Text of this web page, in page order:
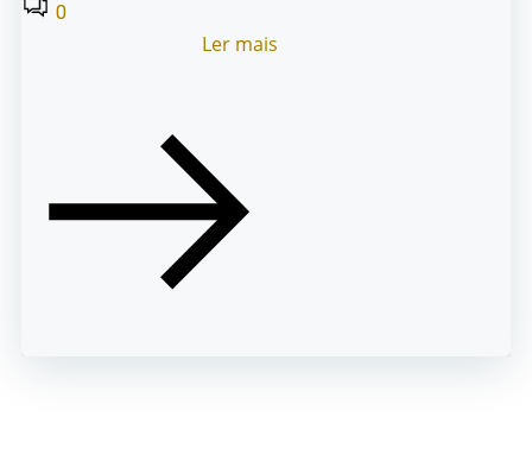
0
Ler mais